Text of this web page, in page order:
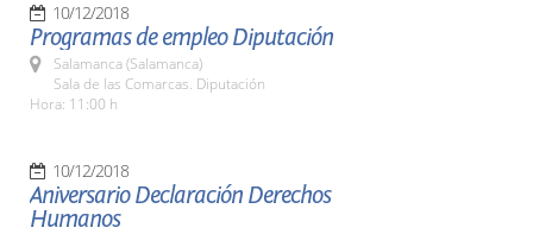
10/12/2018
Programas de empleo Diputación
Salamanca (Salamanca)
Sala de las Comarcas. Diputación
Hora: 11:00 h
10/12/2018
Aniversario Declaración Derechos
Humanos